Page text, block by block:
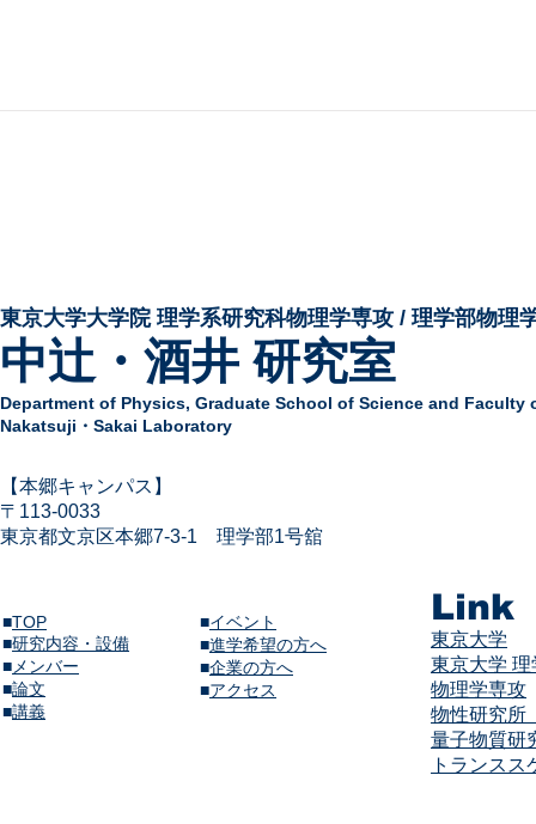
東京大学大学院 ​理学系研究科物理学専攻 / 理学部物理
中辻・酒井 研究室
Department of Physics, Graduate School of Science and Faculty
Nakatsuji・Sakai Laboratory
​【本郷キャンパス】
〒113-0033
東京都文京区本郷7-3-1
理学部1号舘
■TOP
■研究内容・設備
■ メンバー
​■論文
​■講義​
■イベント
​■進学希望の方へ
■企業の方へ
​■アクセス
Link
東京大学
東京大学
物理学専攻
物性研究所
量子物質研
トランス